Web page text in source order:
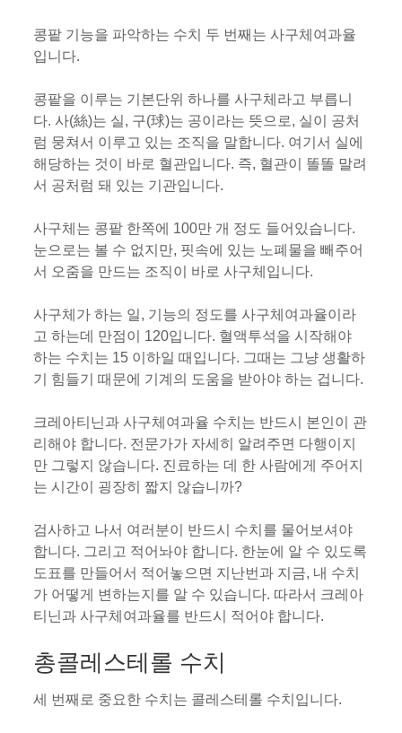
콩팥 기능을 파악하는 수치 두 번째는 사구체여과율
입니다.
콩팥을 이루는 기본단위 하나를 사구체라고 부릅니
다. 사(絲)는 실, 구(球)는 공이라는 뜻으로, 실이 공처
럼 뭉쳐서 이루고 있는 조직을 말합니다. 여기서 실에
해당하는 것이 바로 혈관입니다. 즉, 혈관이 똘똘 말려
서 공처럼 돼 있는 기관입니다.
사구체는 콩팥 한쪽에 100만 개 정도 들어있습니다.
눈으로는 볼 수 없지만, 핏속에 있는 노폐물을 빼주어
서 오줌을 만드는 조직이 바로 사구체입니다.
사구체가 하는 일, 기능의 정도를 사구체여과율이라
고 하는데 만점이 120입니다. 혈액투석을 시작해야
하는 수치는 15 이하일 때입니다. 그때는 그냥 생활하
기 힘들기 때문에 기계의 도움을 받아야 하는 겁니다.
크레아티닌과 사구체여과율 수치는 반드시 본인이 관
리해야 합니다. 전문가가 자세히 알려주면 다행이지
만 그렇지 않습니다. 진료하는 데 한 사람에게 주어지
는 시간이 굉장히 짧지 않습니까?
검사하고 나서 여러분이 반드시 수치를 물어보셔야
합니다. 그리고 적어놔야 합니다. 한눈에 알 수 있도록
도표를 만들어서 적어놓으면 지난번과 지금, 내 수치
가 어떻게 변하는지를 알 수 있습니다. 따라서 크레아
티닌과 사구체여과율를 반드시 적어야 합니다.
총콜레스테롤 수치
세 번째로 중요한 수치는 콜레스테롤 수치입니다.